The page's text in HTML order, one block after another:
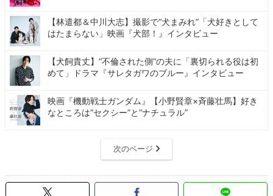
【林遣都＆中川大志】撮影で“犬まみれ”「犬好きとして
はたまらない」映画『犬部！』インタビュー
【犬飼貴丈】“不倫された側”の夫に「裏切られる役は初
めて」ドラマ『サレタガワのブルー』インタビュー
映画『機動戦士ガンダム』【小野賢章×斉藤壮馬】好き
なところは“セクシー”と“ナチュラル”
次のページ